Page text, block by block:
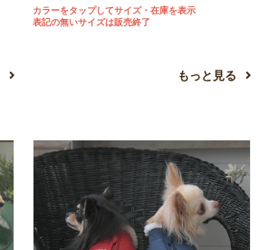
カラーをタップしてサイズ・在庫を表示
表記の無いサイズは販売終了
もっと見る